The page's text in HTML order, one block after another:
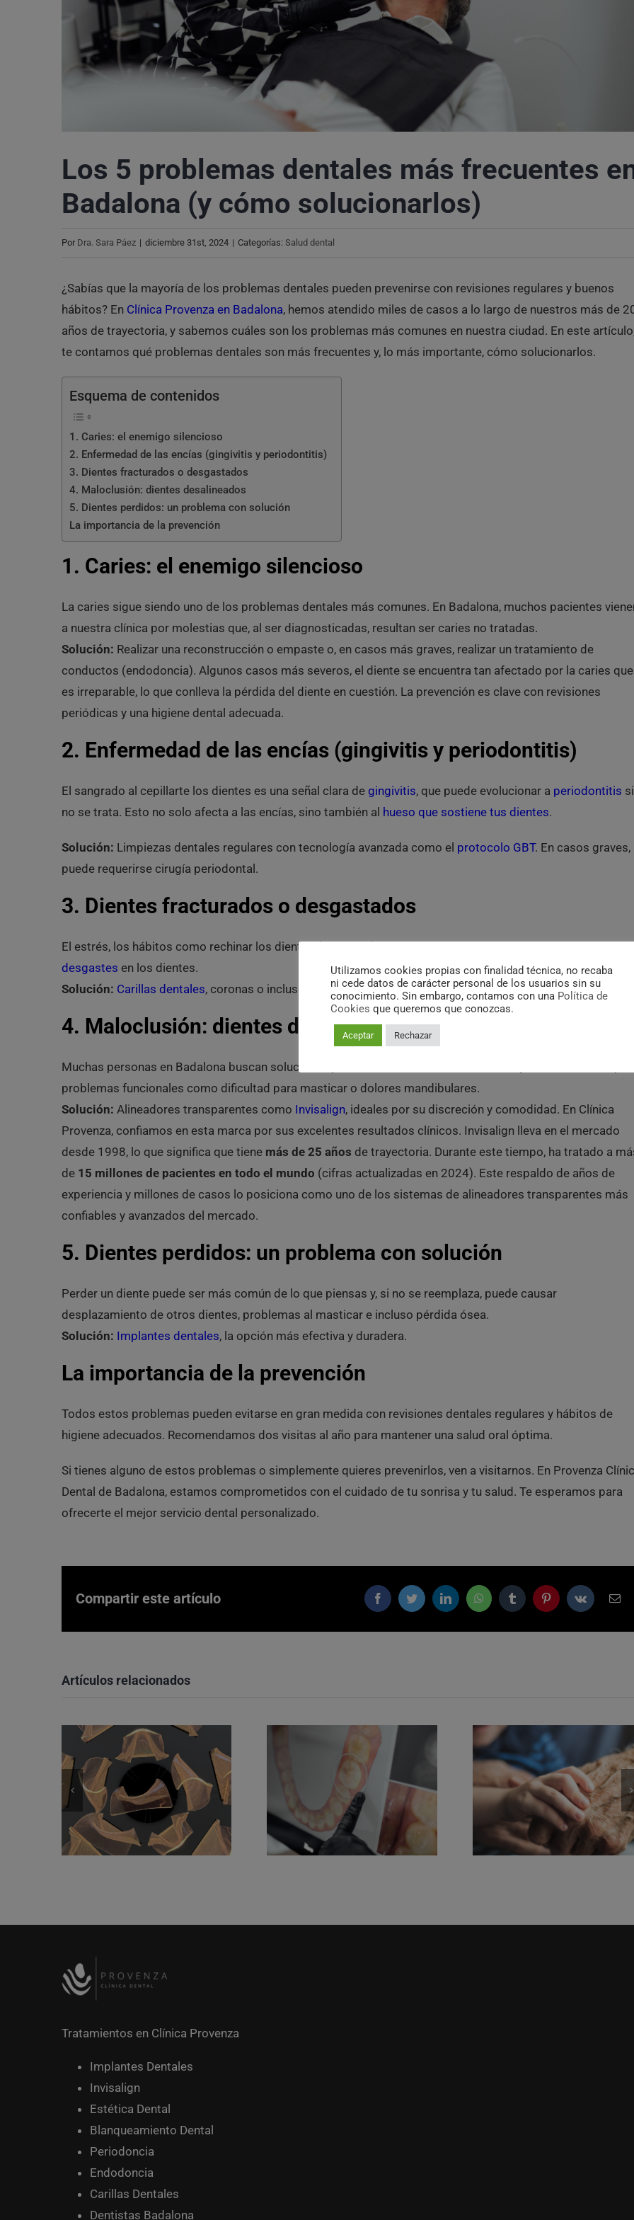
Los 5 problemas dentales más frecuentes
Badalona (y cómo solucionarlos)
Por Dra. Sara Páez | diciembre 31st, 2024 | Categorías: Salud dental
¿Sabías que la mayoría de los problemas dentales pueden prevenirse con revisiones regulares y buenos
hábitos? En Clínica Provenza en Badalona, hemos atendido miles de casos a lo largo de nuestros más de
años de trayectoria, y sabemos cuáles son los problemas más comunes en nuestra ciudad. En este
te contamos qué problemas dentales son más frecuentes y, lo más importante, cómo solucionarlos.
Esquema de contenidos
1. Caries: el enemigo silencioso
2. Enfermedad de las encías (gingivitis y periodontitis)
3. Dientes fracturados o desgastados
4. Maloclusión: dientes desalineados
5. Dientes perdidos: un problema con solución
La importancia de la prevención
1. Caries: el enemigo silencioso
La caries sigue siendo uno de los problemas dentales más comunes. En Badalona, muchos pacientes
a nuestra clínica por molestias que, al ser diagnosticadas, resultan ser caries no tratadas.
Solución: Realizar una reconstrucción o empaste o, en casos más graves, realizar un tratamiento de
conductos (endodoncia). Algunos casos más severos, el diente se encuentra tan afectado por la caries que
es irreparable, lo que conlleva la pérdida del diente en cuestión. La prevención es clave con revisiones
periódicas y una higiene dental adecuada.
2. Enfermedad de las encías (gingivitis y periodontitis)
El sangrado al cepillarte los dientes es una señal clara de gingivitis, que puede evolucionar a periodontitis si
no se trata. Esto no solo afecta a las encías, sino también al hueso que sostiene tus dientes.
Solución: Limpiezas dentales regulares con tecnología avanzada como el protocolo GBT. En casos graves,
puede requerirse cirugía periodontal.
3. Dientes fracturados o desgastados
El estrés, los hábitos como rechinar los dientes (bruxismo) o incluso accidentes pueden llevar afracturas o
desgastes en los dientes.
Solución: Carillas dentales, coronas o incluso reconstrucción dental, dependiendo de la gravedad.
4. Maloclusión: dientes desalineados
Muchas personas en Badalona buscan soluciones para
problemas funcionales como dificultad para masticar o dolores mandibulares.
Solución: Alineadores transparentes como Invisalign, ideales por su discreción y comodidad. En Clínica
Provenza, confiamos en esta marca por sus excelentes resultados clínicos. Invisalign lleva en el mercado
desde 1998, lo que significa que tiene más de 25 años de trayectoria. Durante este tiempo, ha tratado a
de 15 millones de pacientes en todo el mundo (cifras actualizadas en 2024). Este respaldo de años de
experiencia y millones de casos lo posiciona como uno de los sistemas de alineadores transparentes más
confiables y avanzados del mercado.
5. Dientes perdidos: un problema con solución
Perder un diente puede ser más común de lo que piensas y, si no se reemplaza, puede causar
desplazamiento de otros dientes, problemas al masticar e incluso pérdida ósea.
Solución: Implantes dentales, la opción más efectiva y duradera.
La importancia de la prevención
Todos estos problemas pueden evitarse en gran medida con revisiones dentales regulares y hábitos de
higiene adecuados. Recomendamos dos visitas al año para mantener una salud oral óptima.
Si tienes alguno de estos problemas o simplemente quieres prevenirlos, ven a visitarnos. En Provenza
Dental de Badalona, estamos comprometidos con el cuidado de tu sonrisa y tu salud. Te esperamos para
ofrecerte el mejor servicio dental personalizado.
Compartir este artículo FacebookTwitterLinkedInWhatsAppTumblrPinterestVk
Artículos relacionados
Tratamientos en Clínica Provenza
Implantes Dentales
Invisalign
Estética Dental
Blanqueamiento Dental
Periodoncia
Endodoncia
Carillas Dentales
Dentistas Badalona
Utilizamos cookies propias con finalidad técnica, no recaba
ni cede datos de carácter personal de los usuarios sin su
conocimiento. Sin embargo, contamos con una Política de
Cookies que queremos que conozcas.
Aceptar Rechazar